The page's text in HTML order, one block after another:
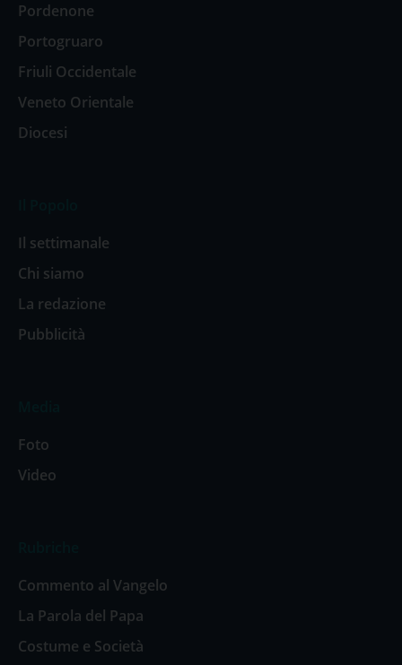
Pordenone
Portogruaro
Friuli Occidentale
Veneto Orientale
Diocesi
Il settimanale
Chi siamo
La redazione
Pubblicità
Foto
Video
Commento al Vangelo
La Parola del Papa
Costume e Società